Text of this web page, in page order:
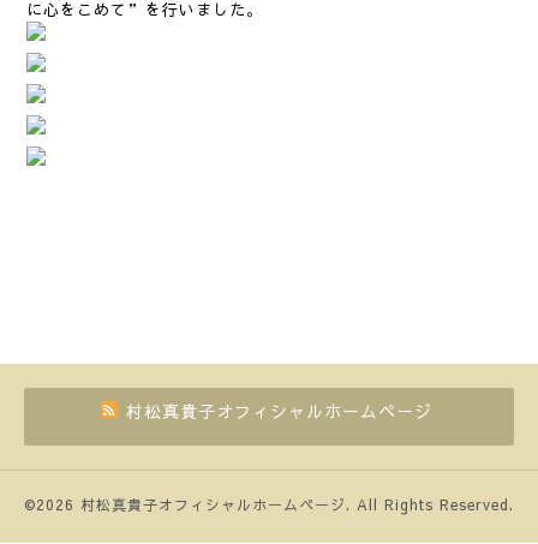
に心をこめて”を行いました。
村松真貴子オフィシャルホームページ
©2026 村松真貴子オフィシャルホームページ. All Rights Reserved.